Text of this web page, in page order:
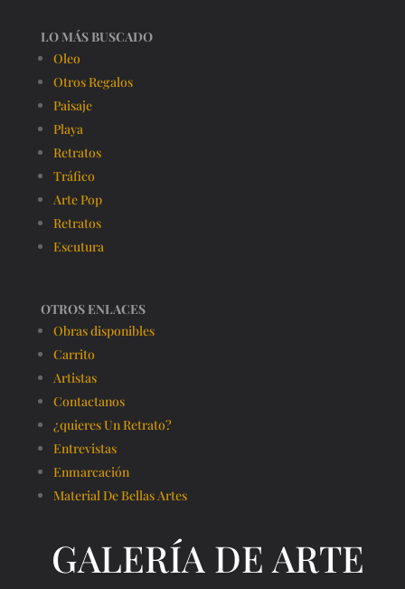
LO MÁS BUSCADO
Oleo
Otros Regalos
Paisaje
Playa
Retratos
Tráfico
Arte Pop
Retratos
Escutura
OTROS ENLACES
Obras disponibles
Carrito
Artistas
Contactanos
¿quieres Un Retrato?
Entrevistas
Enmarcación
Material De Bellas Artes
GALERÍA DE ARTE